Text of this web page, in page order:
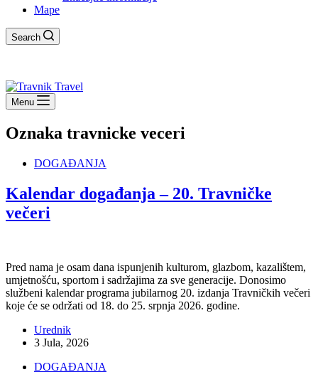
Mape
Search
Menu
Oznaka travnicke veceri
DOGAĐANJA
Kalendar događanja – 20. Travničke
večeri
Pred nama je osam dana ispunjenih kulturom, glazbom, kazalištem,
umjetnošću, sportom i sadržajima za sve generacije. Donosimo
službeni kalendar programa jubilarnog 20. izdanja Travničkih večeri
koje će se održati od 18. do 25. srpnja 2026. godine.
Urednik
3 Jula, 2026
DOGAĐANJA